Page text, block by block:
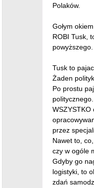
Polaków.
Gołym
ROBI Tusk,
powyższego.
Tusk to
Żaden
Po prostu
politycznego.
WSZYSTKO
przez
Nawet to,
czy w ogóle
Gdyby go
logistyki, to
zdań